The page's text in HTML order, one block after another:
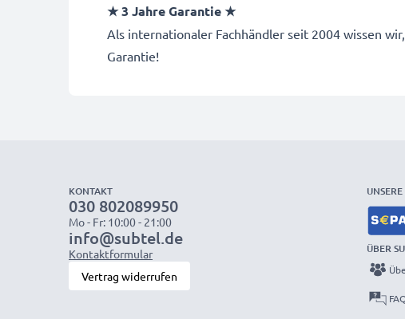
★ 3 Jahre Garantie ★
Als internationaler Fachhändler seit 2004 wissen
Garantie!
KONTAKT
030 802089950
Mo - Fr: 10:00 - 21:00
info@subtel.de
Kontaktformular
Vertrag widerrufen
ÜBER